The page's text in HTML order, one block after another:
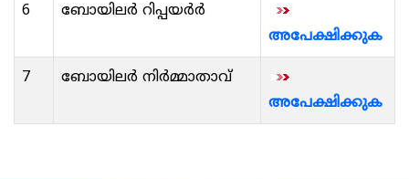
6
ബോയിലർ റിപ്പയർർ
അപേക്ഷിക്കുക
7
ബോയിലർ നിർമ്മാതാവ്
അപേക്ഷിക്കുക